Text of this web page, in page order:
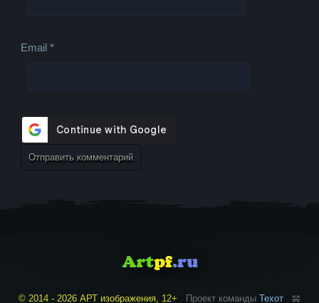
Email*
© 2014 - 2026 АРТ изображения, 12+ Проект команды Техот 𝌴